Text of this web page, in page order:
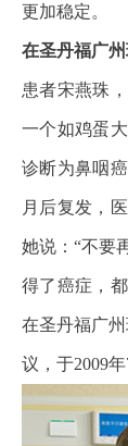
更加稳定。
在圣丹福广
患者宋燕珠
一个如鸡蛋
诊断为鼻咽癌
月后复发，
她说：“不要
得了癌症，
在圣丹福广
议，于2009